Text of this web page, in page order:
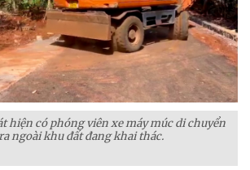
hiện có phóng viên xe máy múc di chuyển
ngoài khu đất đang khai thác.